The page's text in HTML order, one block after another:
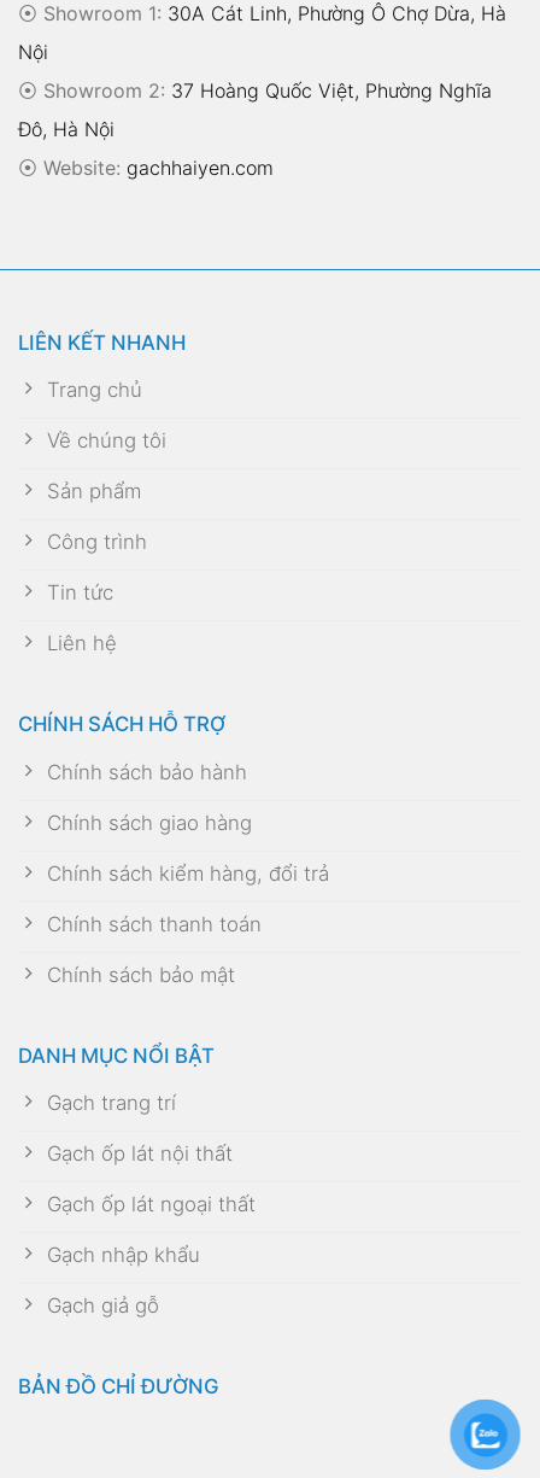
⦿ Showroom 1: 30A Cát Linh, Phường Ô Chợ Dừa, Hà
Nội
⦿ Showroom 2: 37 Hoàng Quốc Việt, Phường Nghĩa
Đô, Hà Nội
⦿ Website: gachhaiyen.com
LIÊN KẾT NHANH
Trang chủ
Về chúng tôi
Sản phẩm
Công trình
Tin tức
Liên hệ
CHÍNH SÁCH HỖ TRỢ
Chính sách bảo hành
Chính sách giao hàng
Chính sách kiểm hàng, đổi trả
Chính sách thanh toán
Chính sách bảo mật
DANH MỤC NỔI BẬT
Gạch trang trí
Gạch ốp lát nội thất
Gạch ốp lát ngoại thất
Gạch nhập khẩu
Gạch giả gỗ
BẢN ĐỒ CHỈ ĐƯỜNG